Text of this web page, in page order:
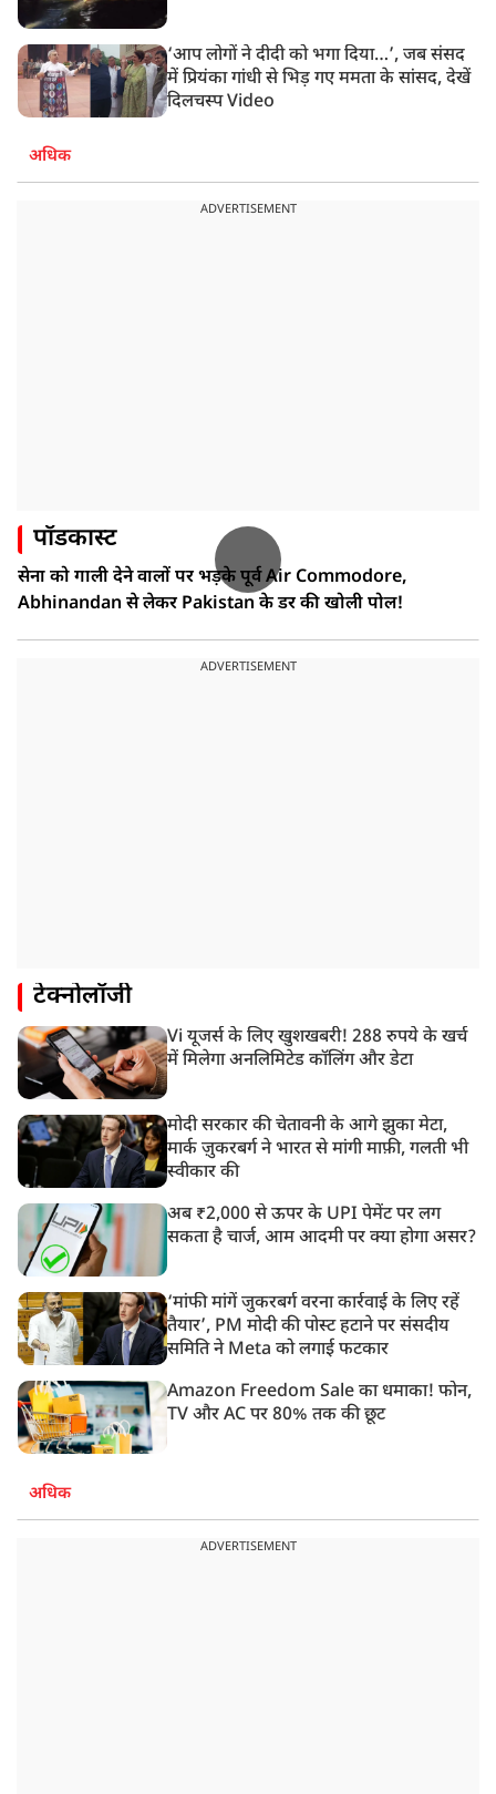
‘आप लोगों ने दीदी को भगा दिया…’, जब संसद
में प्रियंका गांधी से भिड़ गए ममता के सांसद, देखें
दिलचस्प Video
अधिक
ADVERTISEMENT
पॉडकास्ट
सेना को गाली देने वालों पर भड़के पूर्व Air Commodore,
Abhinandan से लेकर Pakistan के डर की खोली पोल!
ADVERTISEMENT
टेक्नोलॉजी
Vi यूजर्स के लिए खुशखबरी! 288 रुपये के खर्च
में मिलेगा अनलिमिटेड कॉलिंग और डेटा
मोदी सरकार की चेतावनी के आगे झुका मेटा,
मार्क ज़ुकरबर्ग ने भारत से मांगी माफ़ी, गलती भी
स्वीकार की
अब ₹2,000 से ऊपर के UPI पेमेंट पर लग
सकता है चार्ज, आम आदमी पर क्या होगा असर?
‘मांफी मांगें जुकरबर्ग वरना कार्रवाई के लिए रहें
तैयार’, PM मोदी की पोस्ट हटाने पर संसदीय
समिति ने Meta को लगाई फटकार
Amazon Freedom Sale का धमाका! फोन,
TV और AC पर 80% तक की छूट
अधिक
ADVERTISEMENT